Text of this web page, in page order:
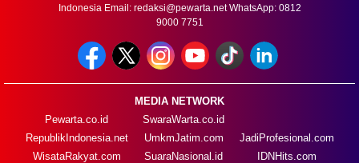
Indonesia Email: redaksi@pewarta.netWhatsApp: 0812
9000 7751
MEDIA NETWORK
Pewarta.co.id
RepublikIndonesia.net
WisataRakyat.com
SwaraWarta.co.id
UmkmJatim.com
SuaraNasional.id
JadiProfesional.com
IDNHits.com